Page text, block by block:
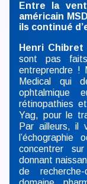
Entre la
américain
ils continué
Henri Chibret
sont pas
entreprendre !
Medical qui
ophtalmique
rétinopathies
Yag, pour le
Par ailleurs, il
concentrer
donnant
de